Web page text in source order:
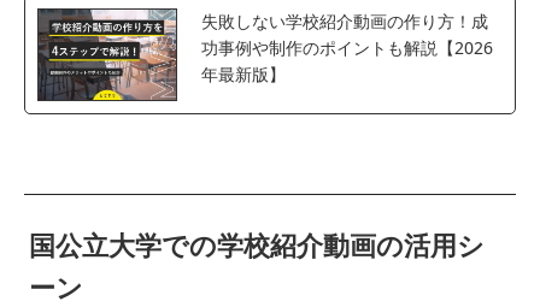
失敗しない学校紹介動画の作り方！成
功事例や制作のポイントも解説【2026
年最新版】
国公立大学での学校紹介動画の活用シ
ーン